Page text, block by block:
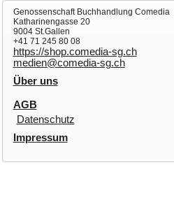
Genossenschaft Buchhandlung Comedia
Katharinengasse 20
9004 St.Gallen
+41 71 245 80 08
https://shop.comedia-sg.ch
medien@comedia-sg.ch
Über uns
AGB
Datenschutz
Impressum